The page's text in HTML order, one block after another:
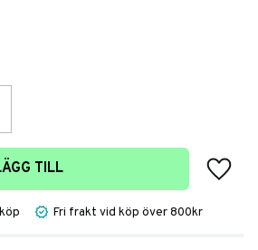
TILL
Lägg
Fri frakt vid köp över 800kr